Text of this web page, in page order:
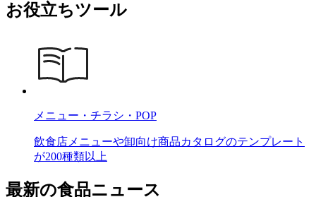
お役立ちツール
メニュー・チラシ・POP
飲食店メニューや卸向け商品カタログのテンプレート
が200種類以上
最新の食品ニュース